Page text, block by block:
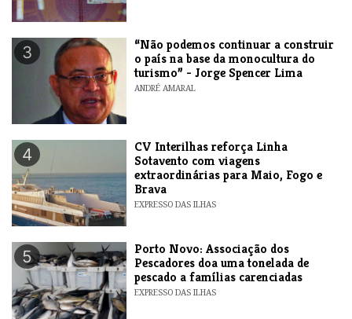
3
“Não podemos continuar a construir
o país na base da monocultura do
turismo” - Jorge Spencer Lima
ANDRÉ AMARAL
4
​CV Interilhas reforça Linha
Sotavento com viagens
extraordinárias para Maio, Fogo e
Brava
EXPRESSO DAS ILHAS
5
​Porto Novo: Associação dos
Pescadores doa uma tonelada de
pescado a famílias carenciadas
EXPRESSO DAS ILHAS